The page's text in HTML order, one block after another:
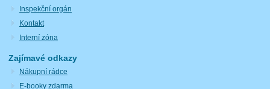
Inspekční orgán
Kontakt
Interní zóna
Zajímavé odkazy
Nákupní rádce
E-booky zdarma